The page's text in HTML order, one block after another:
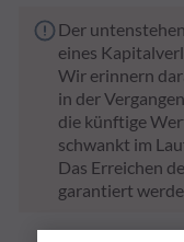
Der
eines
Wir erinnern
in der
die künftige
schwankt im
Das Erreichen
garantiert